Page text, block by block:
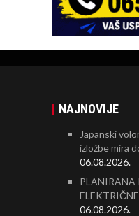
NAJNOVIJE
Japanski
izložbe mira
06.08.2026.
PLANIRANA
06.08.2026.